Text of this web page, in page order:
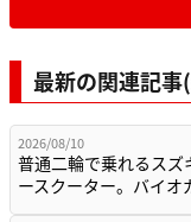
最新の関連記
2026/08/10
普通二輪で乗れるスズ
ースクーター。バイ